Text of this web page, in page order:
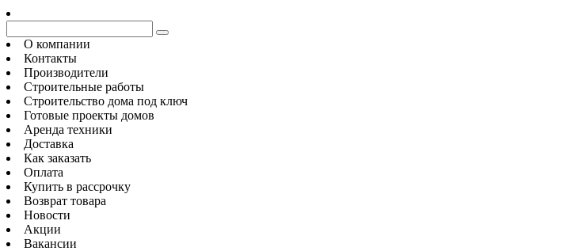
О компании
Контакты
Производители
Строительные работы
Строительство дома под ключ
Готовые проекты домов
Аренда техники
Доставка
Как заказать
Оплата
Купить в рассрочку
Возврат товара
Новости
Акции
Вакансии